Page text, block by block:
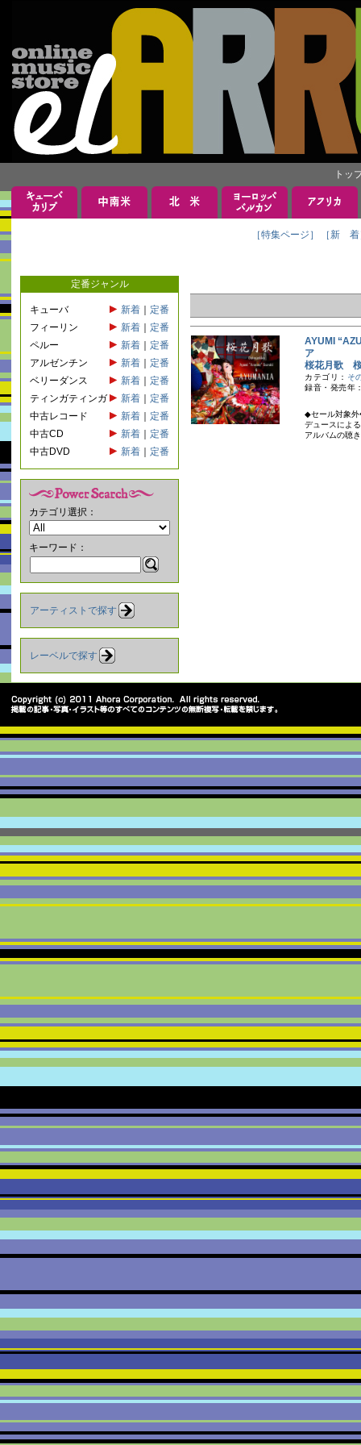
トッ
［特集ページ］ ［新 着
定番ジャンル
キューバ 新着
定番
フィーリン
新着
定番
ペルー
新着
定番
アルゼンチン
新着
定番
ベリーダンス
新着
定番
ティンガティンガ
新着
定番
中古レコード
新着
定番
中古CD
新着
定番
中古DVD
新着 定番
カテゴリ選択：
キーワード：
アーティストで探す
レーベルで探す
AYUMI
ア
桜花月歌 桜
カテゴリ： そ
録音・発売年
◆セール対象外
デュースによ
アルバムの聴